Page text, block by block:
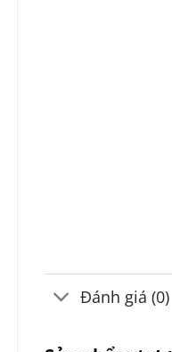
Đánh giá (0)